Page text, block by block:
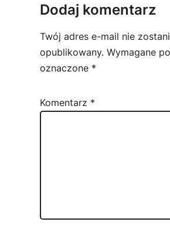
Dodaj komentarz
Twój adres e-mail nie
opublikowany. Wymagane
oznaczone *
Komentarz *